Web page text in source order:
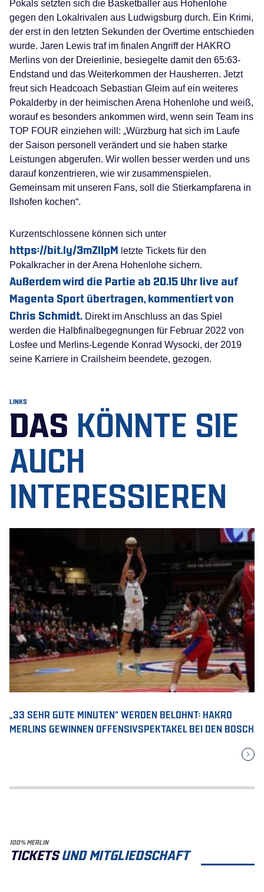
Pokals setzten sich die Basketballer aus Hohenlohe
gegen den Lokalrivalen aus Ludwigsburg durch. Ein Krimi,
der erst in den letzten Sekunden der Overtime entschieden
wurde. Jaren Lewis traf im finalen Angriff der HAKRO
Merlins von der Dreierlinie, besiegelte damit den 65:63-
Endstand und das Weiterkommen der Hausherren. Jetzt
freut sich Headcoach Sebastian Gleim auf ein weiteres
Pokalderby in der heimischen Arena Hohenlohe und weiß,
worauf es besonders ankommen wird, wenn sein Team ins
TOP FOUR einziehen will: „Würzburg hat sich im Laufe
der Saison personell verändert und sie haben starke
Leistungen abgerufen. Wir wollen besser werden und uns
darauf konzentrieren, wie wir zusammenspielen.
Gemeinsam mit unseren Fans, soll die Stierkampfarena in
Ilshofen kochen“.
Kurzentschlossene können sich unter
https://bit.ly/3mZlIpM letzte Tickets für den
Pokalkracher in der Arena Hohenlohe sichern.
Außerdem wird die Partie ab 20.15 Uhr live auf
Magenta Sport übertragen, kommentiert von
Chris Schmidt. Direkt im Anschluss an das Spiel
werden die Halbfinalbegegnungen für Februar 2022 von
Losfee und Merlins-Legende Konrad Wysocki, der 2019
seine Karriere in Crailsheim beendete, gezogen.
LINKS
DAS KÖNNTE SIE
AUCH
INTERESSIEREN
„33 SEHR GUTE MINUTEN“ WERDEN BELOHNT: HAKRO
MERLINS GEWINNEN OFFENSIVSPEKTAKEL BEI DEN BOSCH
100% MERLIN
TICKETSUND MITGLIEDSCHAFT